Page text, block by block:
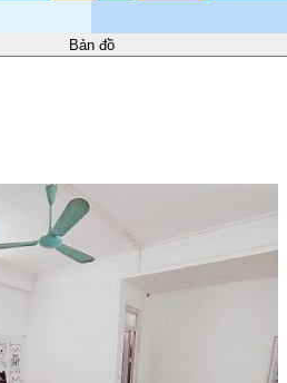
Bản đồ